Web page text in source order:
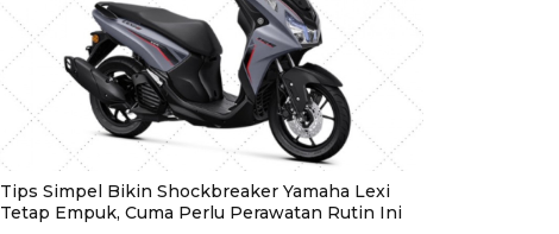
Tips Simpel Bikin Shockbreaker Yamaha Lexi
Tetap Empuk, Cuma Perlu Perawatan Rutin Ini